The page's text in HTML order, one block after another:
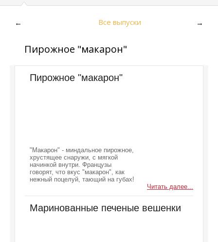
← Все выпуски →
Пирожное "макарон"
Пирожное "макарон"
"Макарон" - миндальное пирожное,
хрустящее снаружи, с мягкой
начинкой внутри. Французы
говорят, что вкус "макарон", как
нежный поцелуй, тающий на губах!
Читать далее...
Маринованные печеные вешенки